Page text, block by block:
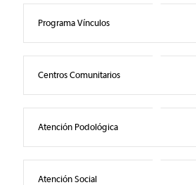
Programa Vínculos
Centros Comunitarios
Atención Podológica
Atención Social